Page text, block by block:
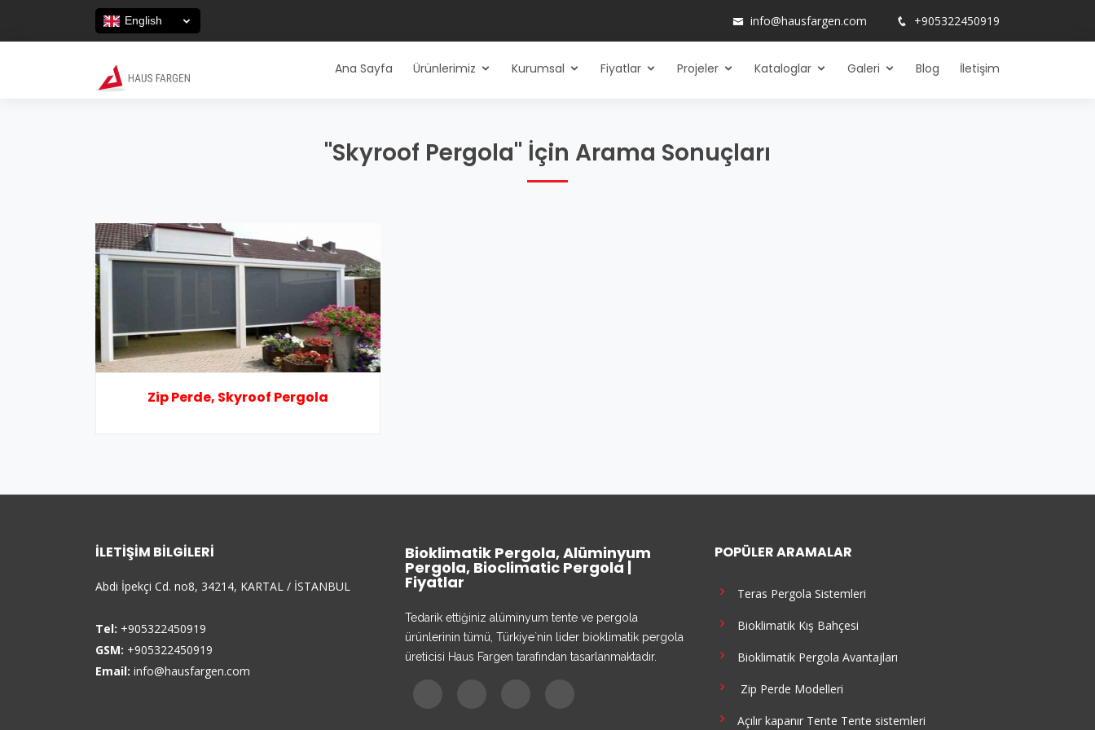
English info@hausfargen.com +905322450919
Ana Sayfa Ürünlerimiz Kurumsal Fiyatlar Projeler Kataloglar Galeri Blog İletişim
"Skyroof Pergola" İçin Arama Sonuçları
Zip Perde, Skyroof Pergola
İLETIŞIM BILGILERI
Abdi İpekçi Cd. no8, 34214, KARTAL / İSTANBUL
Tel: +905322450919
GSM: +905322450919
Email: info@hausfargen.com
Bioklimatik Pergola, Alüminyum
Pergola, Bioclimatic Pergola |
Fiyatlar
Tedarik ettiğiniz alüminyum tente ve pergola
ürünlerinin tümü, Türkiye`nin lider bioklimatik pergola
üreticisi Haus Fargen tarafından tasarlanmaktadır.
POPÜLER ARAMALAR
Teras Pergola Sistemleri
Bioklimatik Kış Bahçesi
Bioklimatik Pergola Avantajları
Zip Perde Modelleri
Açılır kapanır Tente Tente sistemleri